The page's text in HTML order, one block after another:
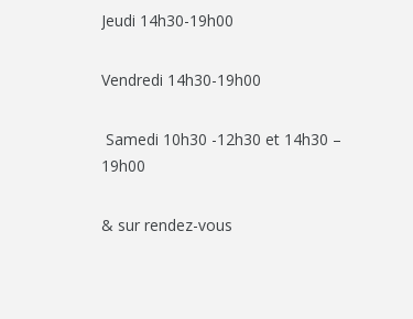
Jeudi 14h30-19h00
Vendredi 14h30-19h00
Samedi 10h30 -12h30 et 14h30 –
19h00
& sur rendez-vous